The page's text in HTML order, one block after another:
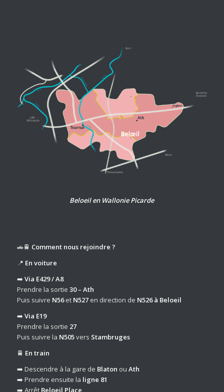
Beloeil en Wallonie Picarde
🚗🚆 Comment nous rejoindre ?
📍 En voiture
➡️ Via E429 / A8
Prendre la sortie 30 – Ath
Puis suivre N56et N527en direction de N526 à Beloeil
➡️ Via E19
Prendre la sortie 27
Puis suivre la N505vers Stambruges
🚆 En train
➡️ Descendre à la gare de Blaton ou Ath
➡️ Prendre ensuite la ligne 81
➡️ Arrêt Beloeil Place